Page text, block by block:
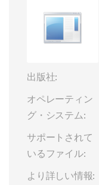
出版社:
オペレーティン
グ・システム:
サポートされて
いるファイル:
より詳しい情報: